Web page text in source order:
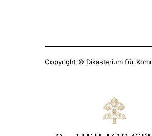
Copyright © Dikasterium für